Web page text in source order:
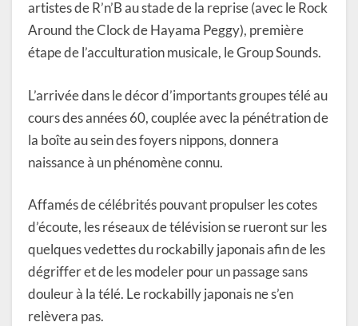
artistes de R’n’B au stade de la reprise (avec le Rock
Around the Clock de Hayama Peggy), première
étape de l’acculturation musicale, le Group Sounds.
L’arrivée dans le décor d’importants groupes télé au
cours des années 60, couplée avec la pénétration de
la boîte au sein des foyers nippons, donnera
naissance à un phénomène connu.
Affamés de célébrités pouvant propulser les cotes
d’écoute, les réseaux de télévision se rueront sur les
quelques vedettes du rockabilly japonais afin de les
dégriffer et de les modeler pour un passage sans
douleur à la télé. Le rockabilly japonais ne s’en
relèvera pas.